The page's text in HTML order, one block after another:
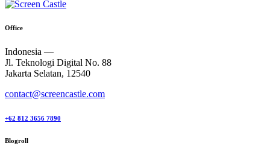
Office
Indonesia —
Jl. Teknologi Digital No. 88
Jakarta Selatan, 12540
contact@screencastle.com
+62 812 3656 7890
Blogroll